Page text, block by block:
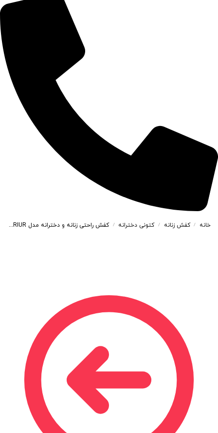
خانه / کفش زنانه / کتونی دخترانه / کفش راحتی زنانه و دخترانه مدل WARRIUR RIUR رنگ سفید مشکی کد M369